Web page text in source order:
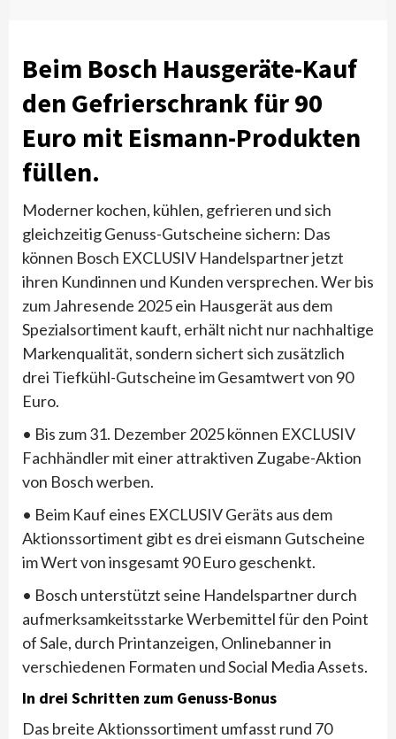
Beim Bosch Hausgeräte-Kauf
den Gefrierschrank für 90
Euro mit Eismann-Produkten
füllen.
Moderner kochen, kühlen, gefrieren und sich
gleichzeitig Genuss-Gutscheine sichern: Das
können Bosch EXCLUSIV Handelspartner jetzt
ihren Kundinnen und Kunden versprechen. Wer bis
zum Jahresende 2025 ein Hausgerät aus dem
Spezialsortiment kauft, erhält nicht nur nachhaltige
Markenqualität, sondern sichert sich zusätzlich
drei Tiefkühl-Gutscheine im Gesamtwert von 90
Euro.
• Bis zum 31. Dezember 2025 können EXCLUSIV
Fachhändler mit einer attraktiven Zugabe-Aktion
von Bosch werben.
• Beim Kauf eines EXCLUSIV Geräts aus dem
Aktionssortiment gibt es drei eismann Gutscheine
im Wert von insgesamt 90 Euro geschenkt.
• Bosch unterstützt seine Handelspartner durch
aufmerksamkeitsstarke Werbemittel für den Point
of Sale, durch Printanzeigen, Onlinebanner in
verschiedenen Formaten und Social Media Assets.
In drei Schritten zum Genuss-Bonus
Das breite Aktionssortiment umfasst rund 70